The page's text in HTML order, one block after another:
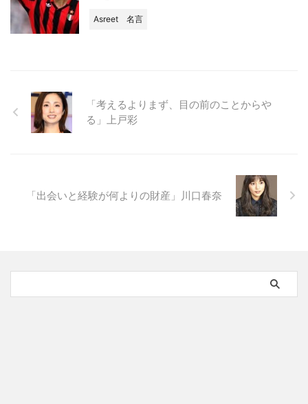
Asreet 名言
「考えるよりまず、目の前のことからや
る」上戸彩
「出会いと経験が何よりの財産」川口春奈